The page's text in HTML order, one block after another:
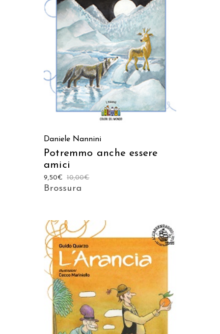
AGGIUNGI AL CARRELLO
Daniele Nannini
Potremmo anche essere
amici
10,00€
9,50€
Brossura
AGGIUNGI AL CARRELLO